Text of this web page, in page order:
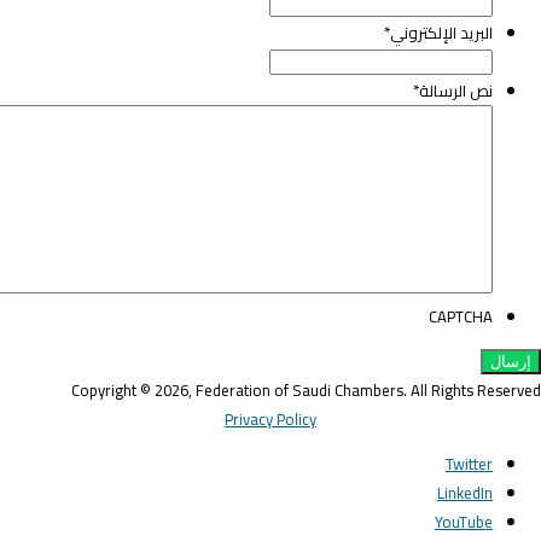
البريد الإلكتروني *
نص الرسالة*
CAPTCHA
Copyright © 2026, Federation of Saudi Chambers. All Rights
Privacy Policy
Twitter
LinkedIn
YouTube